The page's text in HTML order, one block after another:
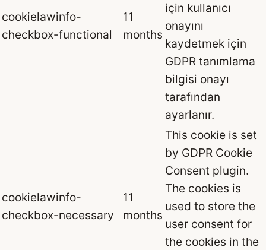
cookielawinfo-
checkbox-functional
11
months
için kullanıcı
onayını
kaydetmek için
GDPR tanımlama
bilgisi onayı
tarafından
ayarlanır.
cookielawinfo-
checkbox-necessary
11
months
This cookie is set
by GDPR Cookie
Consent plugin.
The cookies is
used to store the
user consent for
the cookies in the